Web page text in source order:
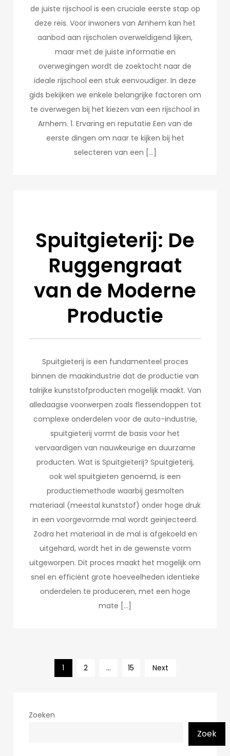
de juiste rijschool is een cruciale eerste stap op
deze reis. Voor inwoners van Arnhem kan het
aanbod aan rijscholen overweldigend lijken,
maar met de juiste informatie en
overwegingen wordt de zoektocht naar de
ideale rijschool een stuk eenvoudiger. In deze
gids bekijken we enkele belangrijke factoren om
te overwegen bij het kiezen van een rijschool in
Arnhem. 1. Ervaring en reputatie Een van de
eerste dingen om naar te kijken bij het
selecteren van een […]
Spuitgieterij: De
Ruggengraat
van de Moderne
Productie
Spuitgieterij is een fundamenteel proces
binnen de maakindustrie dat de productie van
talrijke kunststofproducten mogelijk maakt. Van
alledaagse voorwerpen zoals flessendoppen tot
complexe onderdelen voor de auto-industrie,
spuitgieterij vormt de basis voor het
vervaardigen van nauwkeurige en duurzame
producten. Wat is Spuitgieterij? Spuitgieterij,
ook wel spuitgieten genoemd, is een
productiemethode waarbij gesmolten
materiaal (meestal kunststof) onder hoge druk
in een voorgevormde mal wordt geïnjecteerd.
Zodra het materiaal in de mal is afgekoeld en
uitgehard, wordt het in de gewenste vorm
uitgeworpen. Dit proces maakt het mogelijk om
snel en efficiënt grote hoeveelheden identieke
onderdelen te produceren, met een hoge
mate […]
Posts
1 2 … 15 Next
Zoeken
Zoek